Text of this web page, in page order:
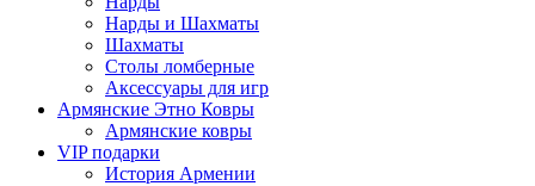
Нарды и Шахматы
Шахматы
Столы ломберные
Аксессуары для игр
Армянские Этно Ковры
Армянские ковры
VIP подарки
История Армении